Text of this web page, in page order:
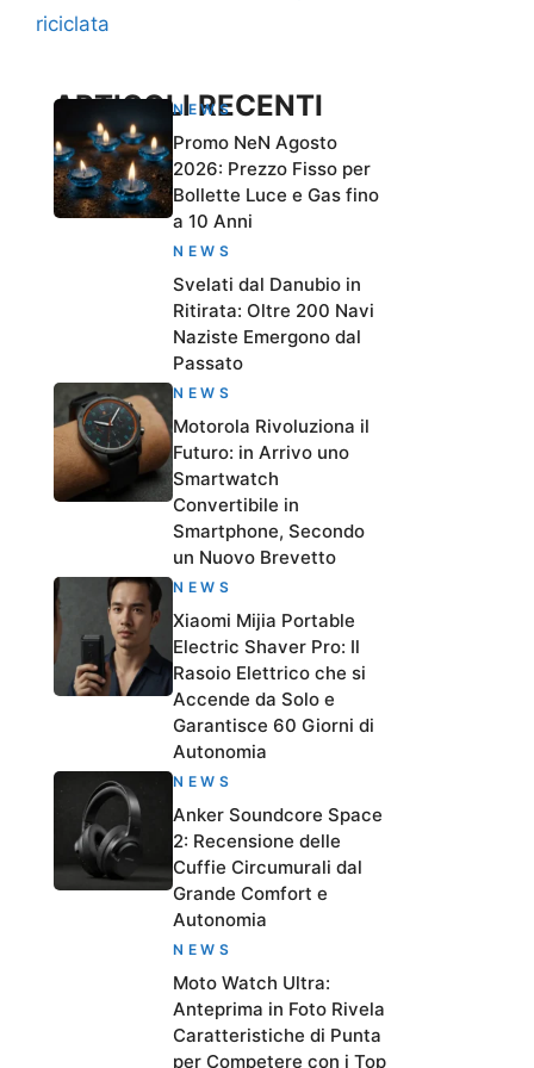
riciclata
ARTICOLI RECENTI
NEWS
Promo NeN Agosto
2026: Prezzo Fisso per
Bollette Luce e Gas fino
a 10 Anni
NEWS
Svelati dal Danubio in
Ritirata: Oltre 200 Navi
Naziste Emergono dal
Passato
NEWS
Motorola Rivoluziona il
Futuro: in Arrivo uno
Smartwatch
Convertibile in
Smartphone, Secondo
un Nuovo Brevetto
NEWS
Xiaomi Mijia Portable
Electric Shaver Pro: Il
Rasoio Elettrico che si
Accende da Solo e
Garantisce 60 Giorni di
Autonomia
NEWS
Anker Soundcore Space
2: Recensione delle
Cuffie Circumurali dal
Grande Comfort e
Autonomia
NEWS
Moto Watch Ultra:
Anteprima in Foto Rivela
Caratteristiche di Punta
per Competere con i Top